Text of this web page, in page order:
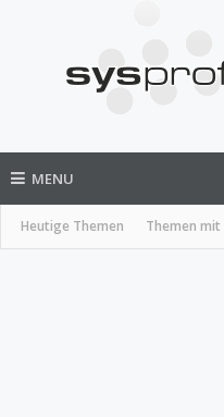
MENU
Heutige Themen Themen